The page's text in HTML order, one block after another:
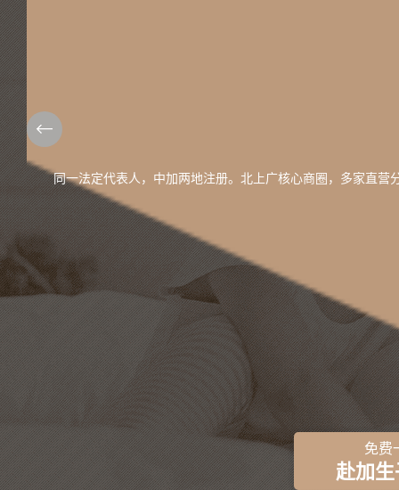
同一法定代表人，中加两地注册。北上广核心商圈，多家直
免费
赴加